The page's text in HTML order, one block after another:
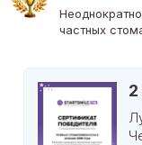
частных